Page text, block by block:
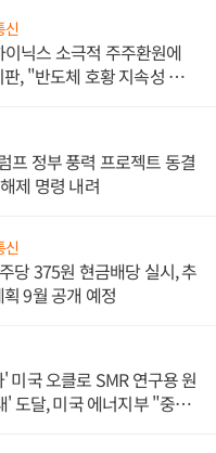
신
닉스 소극적 주주환원에
, "반도체 호황 지속성 의
프 정부 풍력 프로젝트 동결
제 명령 내려
신
당 375원 현금배당 실시, 추
9월 공개 예정
미국 오클로 SMR 연구용 원
' 도달, 미국 에너지부 "중요